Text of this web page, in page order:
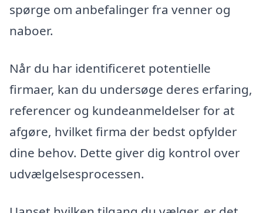
spørge om anbefalinger fra venner og
naboer.
Når du har identificeret potentielle
firmaer, kan du undersøge deres erfaring,
referencer og kundeanmeldelser for at
afgøre, hvilket firma der bedst opfylder
dine behov. Dette giver dig kontrol over
udvælgelsesprocessen.